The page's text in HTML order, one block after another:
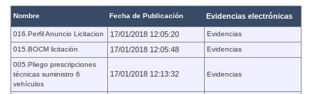
Nombre Fecha de Publicación Evidencias electrónicas
016.Perfil Anuncio Licitacion 17/01/2018 12:05:20
Evidencias
015.BOCM licitación
17/01/2018 12:05:48
Evidencias
005.Pliego prescripciones
técnicas suministro 6
vehículos
17/01/2018 12:13:32 Evidencias